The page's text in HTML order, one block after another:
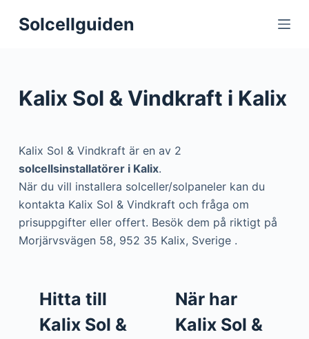
S
o
Solcellguiden
Kalix Sol & Vindkraft i Kalix
Kalix Sol & Vindkraft är en av 2
solcellsinstallatörer i Kalix.
När du vill installera solceller/solpaneler kan du
kontakta Kalix Sol & Vindkraft och fråga om
prisuppgifter eller offert. Besök dem på riktigt på
Morjärvsvägen 58, 952 35 Kalix, Sverige .
Hitta till
Kalix Sol &
När har
Kalix Sol &